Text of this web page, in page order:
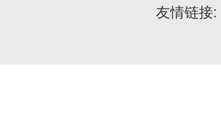
友情链接: